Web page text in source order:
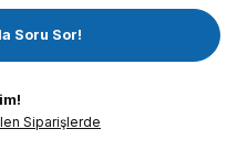
Soru Sor!
Siparişlerde